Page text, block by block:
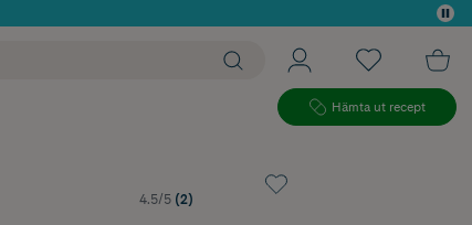
Hämta ut recept
4.5/5 (2)